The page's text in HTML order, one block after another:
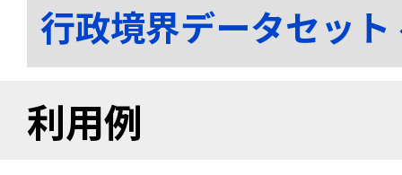
行政境界データセッ
利用例